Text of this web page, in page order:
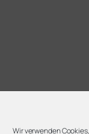
Wir verwenden